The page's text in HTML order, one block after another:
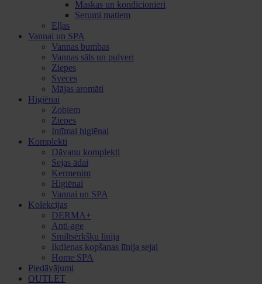
Maskas un kondicionieri
Serumi matiem
Eļļas
Vannai un SPA
Vannas bumbas
Vannas sāls un pulveri
Ziepes
Sveces
Mājas aromāti
Higiēnai
Zobiem
Ziepes
Intīmai higiēnai
Komplekti
Dāvanu komplekti
Sejas ādai
Ķermenim
Higiēnai
Vannai un SPA
Kolekcijas
DERMA+
Anti-age
Smiltsērkšķu līnija
Ikdienas kopšanas līnija sejai
Home SPA
Piedāvājumi
OUTLET